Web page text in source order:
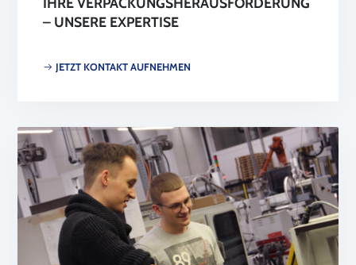
– UNSERE EXPERTISE
JETZT KONTAKT AUFNEHMEN